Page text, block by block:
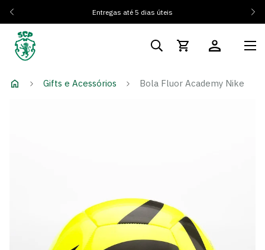
Entregas até 5 dias úteis
Gifts e Acessórios Bola Fluor Academy Nike